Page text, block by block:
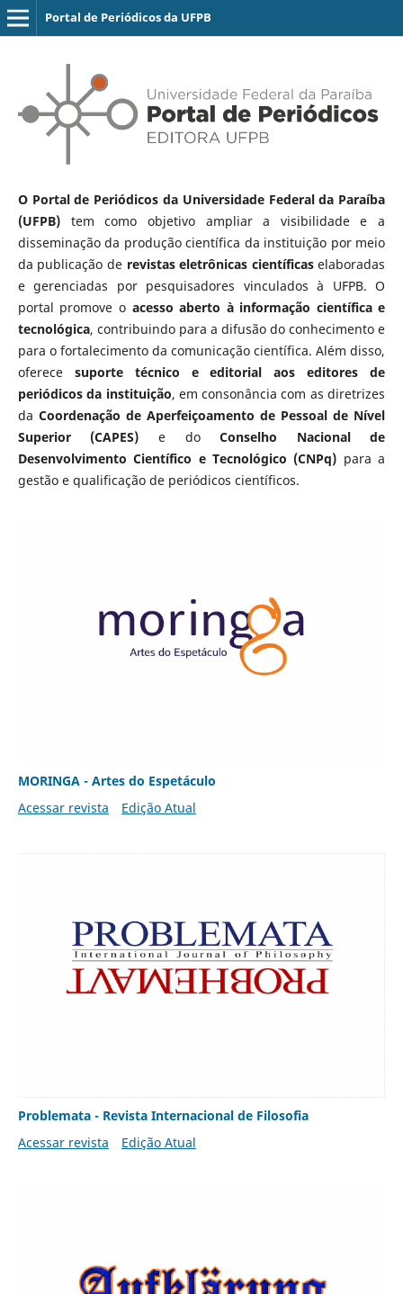
Portal de Periódicos da UFPB
O Portal de Periódicos da Universidade Federal da Paraíba
(UFPB)tem como objetivo ampliar a visibilidade e a
disseminação da produção científica da instituição por meio
da publicação de revistas eletrônicas científicaselaboradas
e gerenciadas por pesquisadores vinculados à UFPB. O
portal promove o acesso aberto à informação científica e
tecnológica, contribuindo para a difusão do conhecimento e
para o fortalecimento da comunicação científica. Além disso,
oferece suporte técnico e editorial aos editores de
periódicos da instituição, em consonância com as diretrizes
da Coordenação de Aperfeiçoamento de Pessoal de Nível
Superior (CAPES) e doConselho Nacional de
Desenvolvimento Científico e Tecnológico (CNPq) para a
gestão e qualificação de periódicos científicos.
MORINGA - Artes do Espetáculo
Acessar revista
Edição Atual
Problemata - Revista Internacional de Filosofia
Acessar revista
Edição Atual